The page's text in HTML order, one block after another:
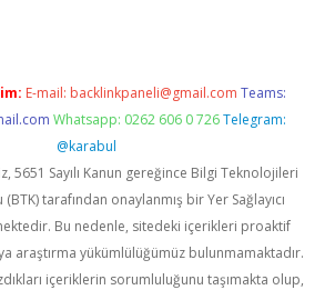
E-mail: backlinkpaneli@gmail.com Teams:
Whatsapp: 0262 606 0 726 Telegram:
@karabul
5651 Sayılı Kanun gereğince Bilgi Teknolojileri
tarafından onaylanmış bir Yer Sağlayıcı
Bu nedenle, sitedeki içerikleri proaktif
araştırma yükümlülüğümüz bulunmamaktadır.
içeriklerin sorumluluğunu taşımakta olup,